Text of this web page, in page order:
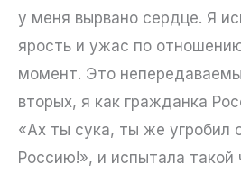
у меня вырвано сердце. Я
ярость и ужас по
момент. Это
вторых, я как гражданка
«Ах ты сука, ты же угробил
Россию!», и испытала